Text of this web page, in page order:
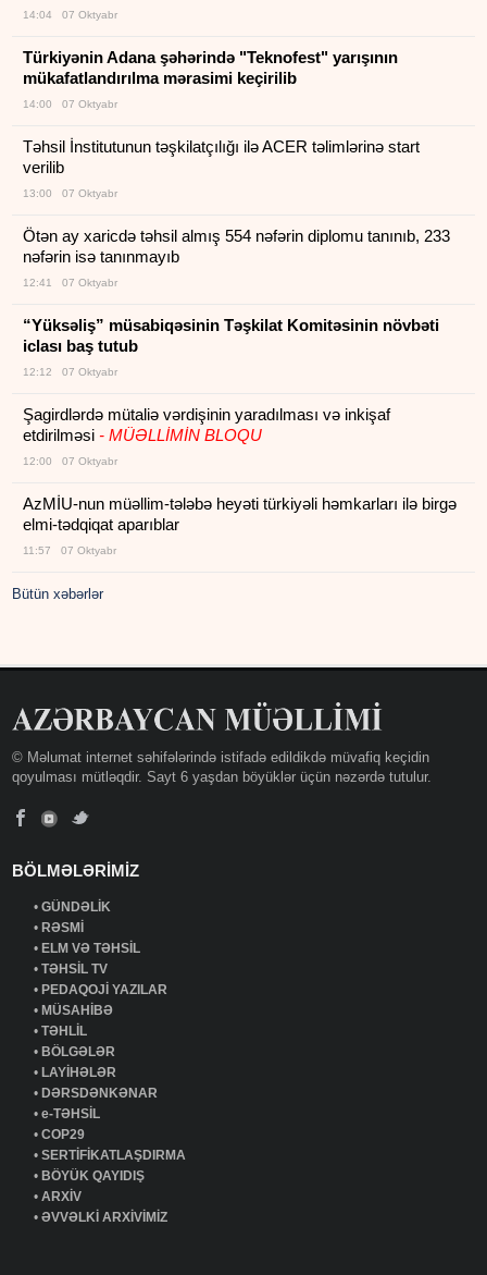
14:04 07 Oktyabr
Türkiyənin Adana şəhərində "Teknofest" yarışının
mükafatlandırılma mərasimi keçirilib
14:00 07 Oktyabr
Təhsil İnstitutunun təşkilatçılığı ilə ACER təlimlərinə start
verilib
13:00 07 Oktyabr
Ötən ay xaricdə təhsil almış 554 nəfərin diplomu tanınıb, 233
nəfərin isə tanınmayıb
12:41 07 Oktyabr
“Yüksəliş” müsabiqəsinin Təşkilat Komitəsinin növbəti
iclası baş tutub
12:12 07 Oktyabr
Şagirdlərdə mütaliə vərdişinin yaradılması və inkişaf
etdirilməsi- MÜƏLLİMİN BLOQU
12:00 07 Oktyabr
AzMİU-nun müəllim-tələbə heyəti türkiyəli həmkarları ilə birgə
elmi-tədqiqat aparıblar
11:57 07 Oktyabr
Bütün xəbərlər
© Məlumat internet səhifələrində istifadə edildikdə müvafiq keçidin
qoyulması mütləqdir. Sayt 6 yaşdan böyüklər üçün nəzərdə tutulur.
BÖLMƏLƏRİMİZ
•GÜNDƏLİK
•RƏSMİ
•ELM VƏ TƏHSİL
•TƏHSİL TV
•PEDAQOJİ YAZILAR
•MÜSAHİBƏ
•TƏHLİL
•BÖLGƏLƏR
•LAYİHƏLƏR
•DƏRSDƏNKƏNAR
•e-TƏHSİL
•COP29
•SERTİFİKATLAŞDIRMA
•BÖYÜK QAYIDIŞ
•ARXİV
•ƏVVƏLKİ ARXİVİMİZ